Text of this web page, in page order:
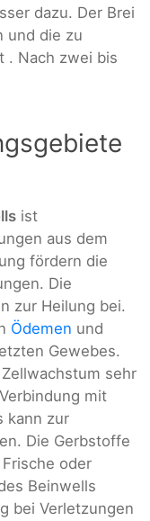
dazu. Der Brei
und die zu
. Nach zwei bis
ist
aus dem
fördern die
Die
zur Heilung bei.
Ödemen und
Gewebes.
sehr
mit
kann zur
Die Gerbstoffe
oder
Beinwells
bei Verletzungen